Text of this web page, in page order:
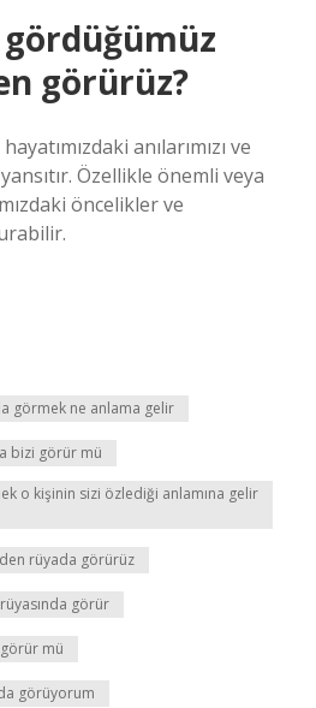
gördüğümüz
görürüz?
anılarımızı ve
Özellikle önemli veya
öncelikler ve
görmek ne anlama gelir
bizi görür mü
o kişinin sizi özlediği anlamına gelir
rüyada görürüz
görür
mü
görüyorum